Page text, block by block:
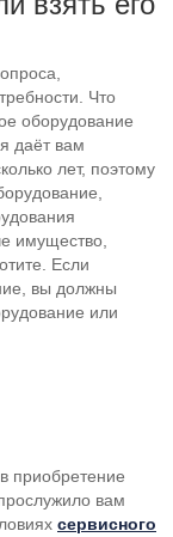
Что
оборудование
даёт вам
лет, поэтому
имущество,
Если
вы должны
или
приобретение
вам
сервисного